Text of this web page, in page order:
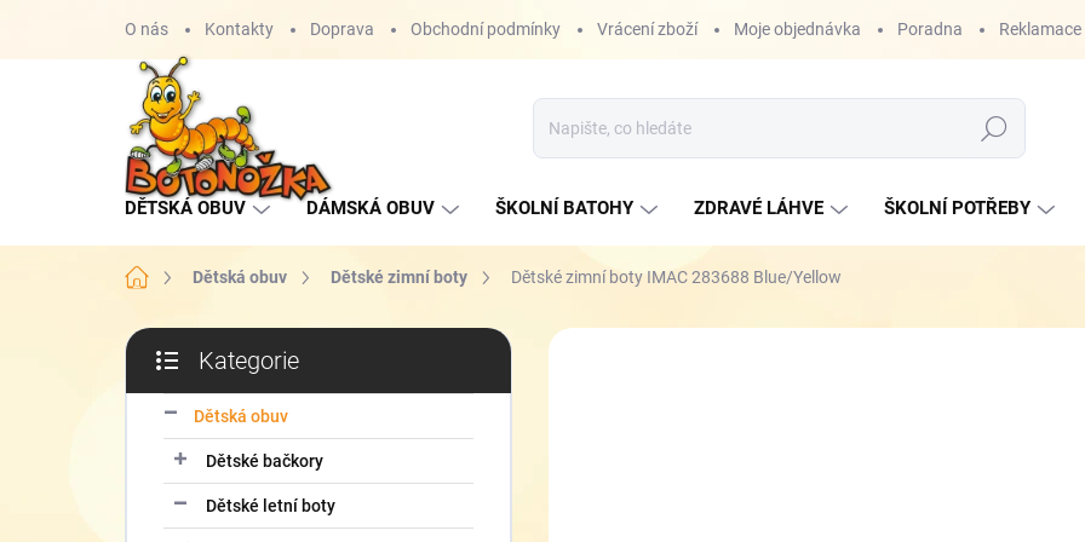
O nás Kontakty Doprava Obchodní podmínky Vrácení zboží Moje objednávka Poradna Reklamace
Hledat
DĚTSKÁ OBUV DÁMSKÁ OBUV ŠKOLNÍ BATOHY ZDRAVÉ LÁHVE ŠKOLNÍ POTŘEBY
Domů Dětská obuv Dětské zimní boty Dětské zimní boty IMAC 283688 Blue/Yellow
P
s
kategorie
Kategorie
Dětská obuv
Dětské bačkory
Dětské letní boty
ZNAČKA: